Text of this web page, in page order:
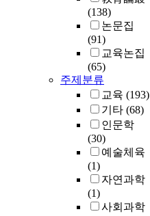
(138)
논문집
(91)
교육논집
(65)
주제분류
교육 (193)
기타 (68)
인문학
(30)
예술체육
(1)
자연과학
(1)
사회과학